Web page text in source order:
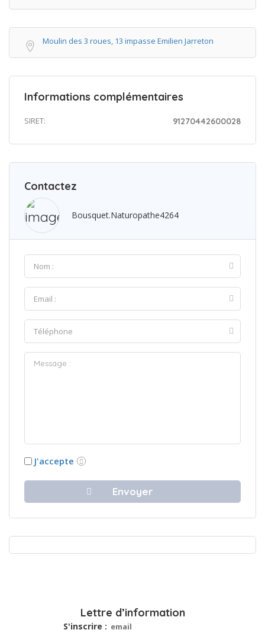
Moulin des 3 roues, 13 impasse Emilien Jarreton
Informations complémentaires
SIRET: 91270442600028
Contactez
Bousquet.naturopathe4264
J'accepte
Lettre d’information
S'inscrire :